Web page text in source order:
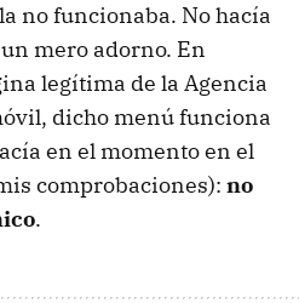
no funcionaba. No hacía
mero adorno. En
legítima de la Agencia
dicho menú funciona
en el momento en el
comprobaciones): no
.